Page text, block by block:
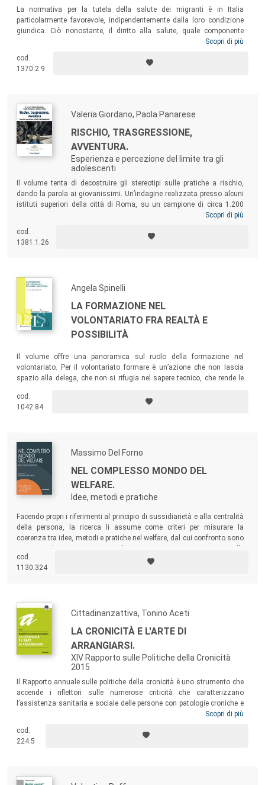
La normativa per la tutela della salute dei migranti è in Italia
particolarmente favorevole, indipendentemente dalla loro condizione
giuridica. Ciò nonostante, il diritto alla salute, quale componente
essenziale del diritto di cittadinanza per gli immigrati, incontra ancora
ricerca nazionali e internazionali, il volume analizza le diverse
dimensioni di queste persistenti criticità, sia sul versante dei migranti
Scopri di più
cod.
1370.2.9
Valeria Giordano, Paola Panarese
RISCHIO, TRASGRESSIONE,
AVVENTURA.
Esperienza e percezione del limite tra gli
adolescenti
Il volume tenta di decostruire gli stereotipi sulle pratiche a rischio,
dando la parola ai giovanissimi. Un’indagine realizzata presso alcuni
istituti superiori della città di Roma, su un campione di circa 1.200
studenti tra i 14 e i 20 anni, costituisce il punto di partenza per il
rappresentazione mediatica dei giochi pericolosi, e suggerisce spunti
per nuove e più documentate interpretazioni di questi comportamenti.
Scopri di più
cod.
1381.1.26
Angela Spinelli
LA FORMAZIONE NEL
VOLONTARIATO FRA REALTÀ E
POSSIBILITÀ
Il volume offre una panoramica sul ruolo della formazione nel
volontariato. Per il volontariato formare è un’azione che non lascia
spazio alla delega, che non si rifugia nel sapere tecnico, che rende le
tutti coloro che, per passione o per mestiere, scommettono sulla
formazione come leva di cambiamento e di fiducia nel futuro.
cod.
1042.84
Massimo Del Forno
NEL COMPLESSO MONDO DEL
WELFARE.
Idee, metodi e pratiche
Facendo propri i riferimenti al principio di sussidiarietà e alla centralità
della persona, la ricerca li assume come criteri per misurare la
coerenza tra idee, metodi e pratiche nel welfare, dal cui confronto sono
attività di programmazione, progettazione, valutazione e misurazione.
cod.
1130.324
Cittadinanzattiva, Tonino Aceti
LA CRONICITÀ E L'ARTE DI
ARRANGIARSI.
XIV Rapporto sulle Politiche della Cronicità
2015
Il Rapporto annuale sulle politiche della cronicità è uno strumento che
accende i riflettori sulle numerose criticità che caratterizzano
l’assistenza sanitaria e sociale delle persone con patologie croniche e
rare e l’impatto di queste sulle famiglie. Il Rapporto rappresenta inoltre
e proposte delle Associazioni che aderiscono al Coordinamento per
superare le difficoltà rilevate.
Scopri di più
cod.
224.5